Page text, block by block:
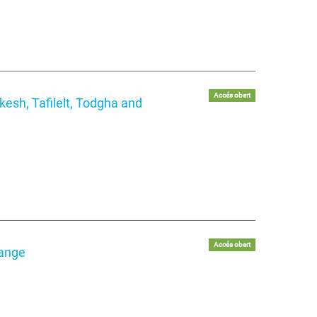
Tafilelt, Todgha and
Accés obert
Accés obert